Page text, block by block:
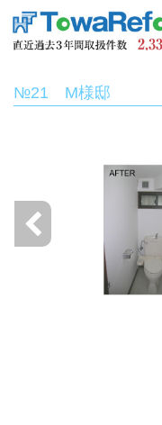
№21 M様邸